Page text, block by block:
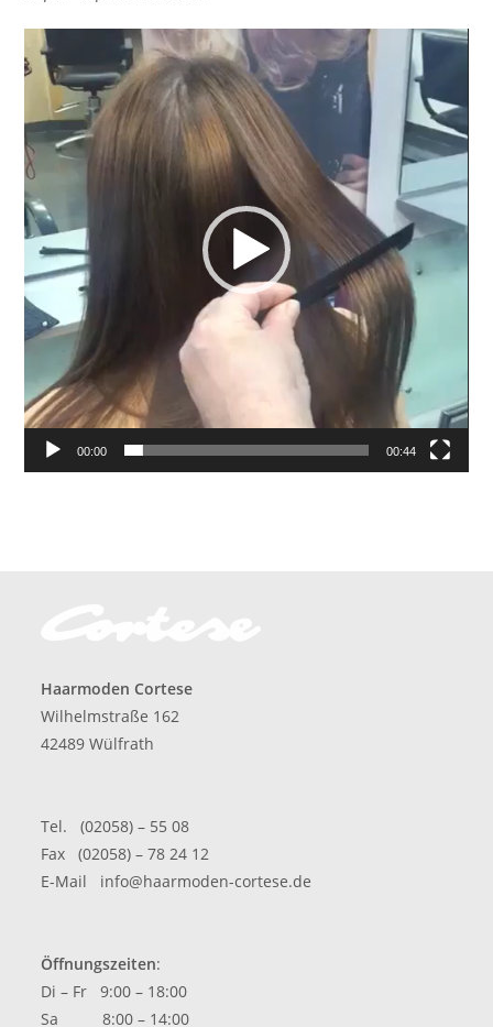
Video-
Player
00:00 00:44
Haarmoden Cortese
Wilhelmstraße 162
42489 Wülfrath
Tel. (02058) – 55 08
Fax (02058) – 78 24 12
E-Mail info@haarmoden-cortese.de
Öffnungszeiten:
Di – Fr 9:00 – 18:00
Sa 8:00 – 14:00